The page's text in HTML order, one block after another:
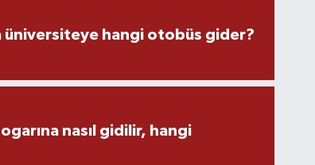
üniversiteye hangi otobüs gider?
nasıl gidilir, hangi